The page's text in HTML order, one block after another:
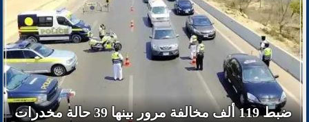
ضبط 119 ألف مخالفة مرور بينها 39 حالة مخدرات